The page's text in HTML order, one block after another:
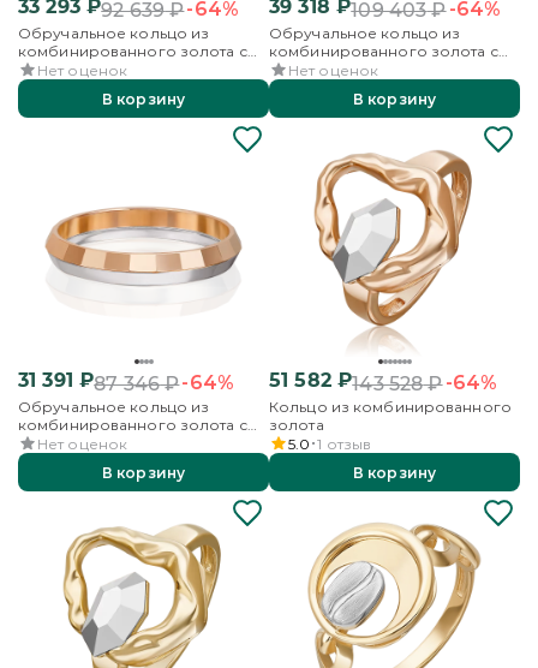
33 293₽92 639₽-64%
Обручальное кольцо из
комбинированного золота с
алмазной гранью
Нет оценок
В корзину
39 318 ₽109 403₽-64%
Обручальное кольцо из
комбинированного золота с
алмазной гранью
Нет оценок
В корзину
31 391 ₽87 346₽-64%
Обручальное кольцо из
комбинированного золота с
алмазной гранью
Нет оценок
В корзину
51 582₽143 528₽-64%
Кольцо из комбинированного
золота
5.0 1 отзыв
В корзину